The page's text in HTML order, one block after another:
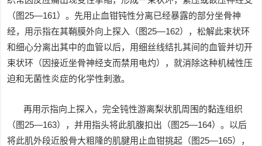
（图25—161）。先用止血钳钝性分离已经暴露的部分坐骨神
经，用示指在其鞘膜外向上探入（图25—162），松解此束状环
和细心分离出其中的血管以后，用细丝线结扎其间的血管并切开
束状环（因接近坐骨神经支而禁用电灼），就消除这种机械性压
迫和无菌性炎症的化学性刺激。
再用示指向上探入，完全钝性游离梨状肌周围的黏连组织
（图25—163），并用指头将此肌腹扣出（图25—164）。以后
将此肌外段近股骨大粗隆的肌腱用止血钳挑起（图25—165），